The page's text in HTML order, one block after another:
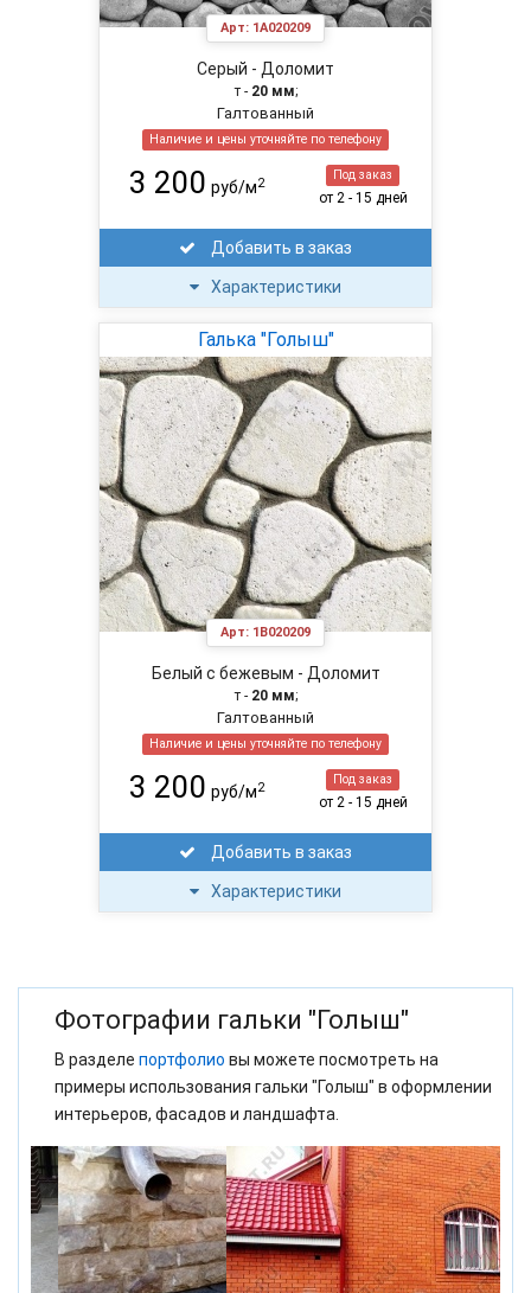
Арт: 1A020209
Серый - Доломит
т - 20 мм;
Галтованный
Наличие и цены уточняйте по телефону
3 200 руб/м2
Под заказ
от 2 - 15 дней
Добавить в заказ
Характеристики
Арт: 1B020209
Галька "Голыш"
Белый с бежевым - Доломит
т - 20 мм;
Галтованный
Наличие и цены уточняйте по телефону
3 200 руб/м2
Под заказ
от 2 - 15 дней
Добавить в заказ
Характеристики
Фотографии гальки "Голыш"
В разделе портфолио вы можете посмотреть на
примеры использования гальки "Голыш" в оформлении
интерьеров, фасадов и ландшафта.